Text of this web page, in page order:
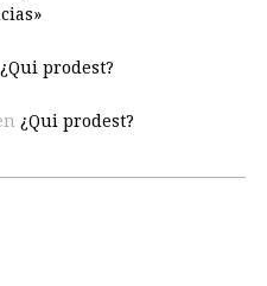
¿Qui prodest?
¿Qui prodest?